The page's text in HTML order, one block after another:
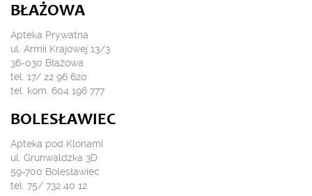
BŁAŻOWA
Apteka Prywatna
ul. Armii Krajowej 13/3
36-030 Błażowa
tel. 17/ 22 96 620
tel. kom. 604 196 777
BOLESŁAWIEC
Apteka pod Klonami
ul. Grunwaldzka 3D
59-700 Bolesławiec
tel. 75/ 732 40 12